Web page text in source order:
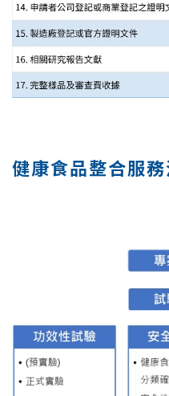
健康食品整合服務